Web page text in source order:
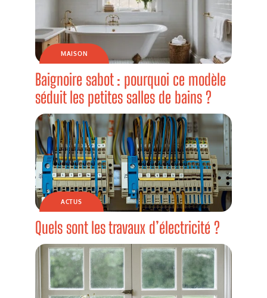
MAISON
Baignoire sabot : pourquoi ce modèle
séduit les petites salles de bains ?
ACTUS
Quels sont les travaux d’électricité ?